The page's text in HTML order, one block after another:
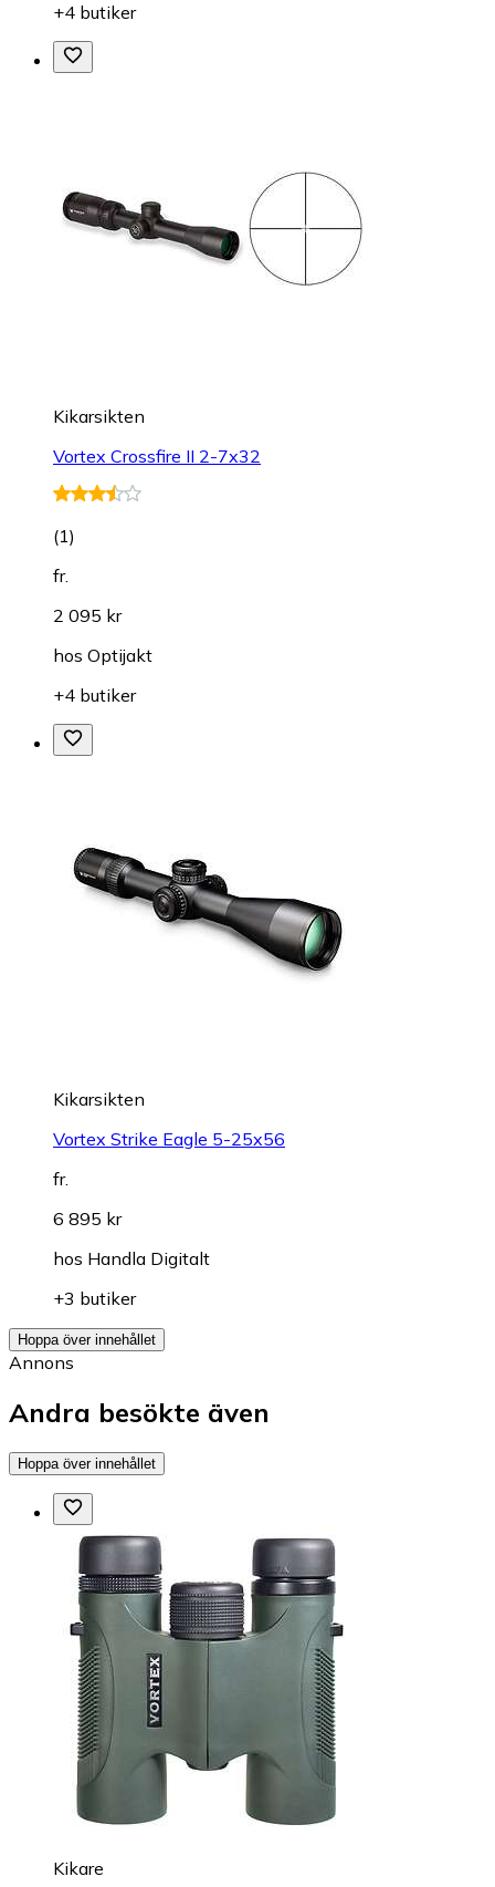
+4 butiker
Kikarsikten
Vortex Crossfire II 2-7x32
(1)
fr.
2 095 kr
hos Optijakt
+4 butiker
Kikarsikten
Vortex Strike Eagle 5-25x56
fr.
6 895 kr
hos Handla Digitalt
+3 butiker
Hoppa över innehållet
Annons
Andra besökte även
Hoppa över innehållet
Kikare